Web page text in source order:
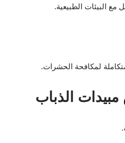
مع البيئات الطبيعية.
لمكافحة الحشرات.
الذباب